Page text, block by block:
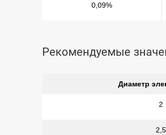
0,09%
Рекомендуемые
Диаметр
2
2,5